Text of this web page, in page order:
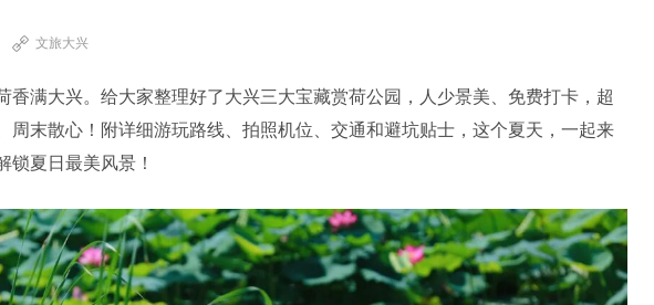
文旅大兴
香满大兴。给大家整理好了大兴三大宝藏赏荷公园，人少景美、免费打卡，超
周末散心！附详细游玩路线、拍照机位、交通和避坑贴士，这个夏天，一起来
锁夏日最美风景！